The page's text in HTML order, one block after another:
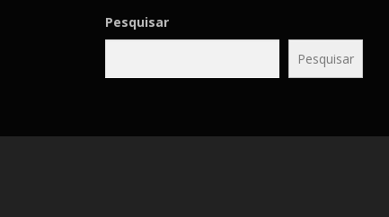
Pesquisar
Pesquisar